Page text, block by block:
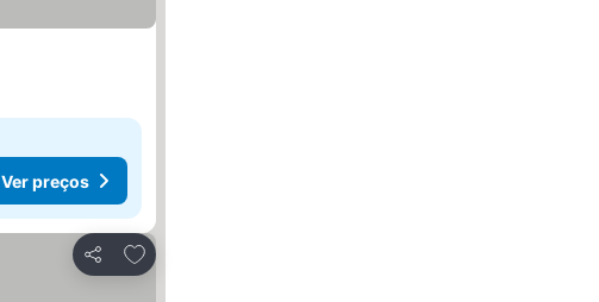
Ver preços
Partilhar
Adicionar aos favoritos